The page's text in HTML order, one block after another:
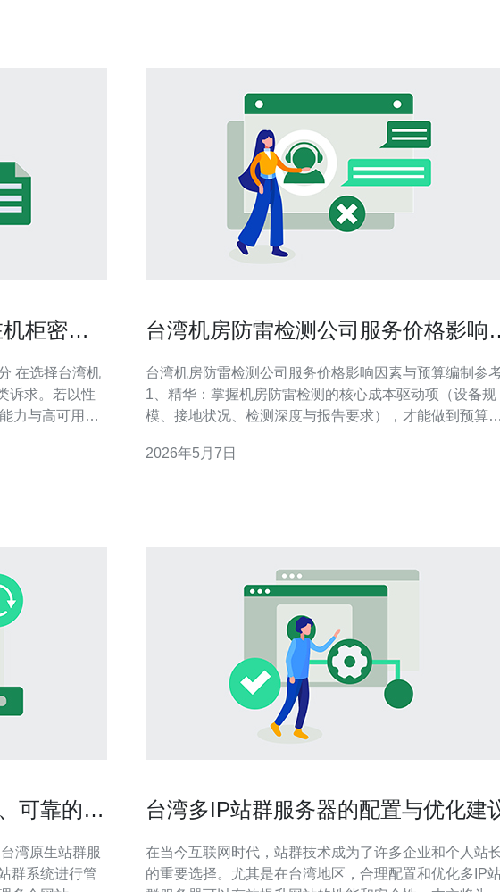
柜密度
在选择台湾机
诉求。若以性
力与高可用性
房；最便宜的
台湾机房防雷检测公司服务价格影响
台湾机房防雷检测公司服务价格影响因素与预算编制参
1、精华：掌握机房防雷检测的核心成本驱动项（设备规
模、接地状况、检测深度与报告要求），才能做到预算不
测费，还要预留整改与复测的费用，以及意外工时与出差
2026年5月7日
可靠的选
群系统进行管
台湾多IP站群服务器的配置与优化建
在当今互联网时代，站群技术成为了许多企业和个人站
的重要选择。尤其是在台湾地区，合理配置和优化多IP